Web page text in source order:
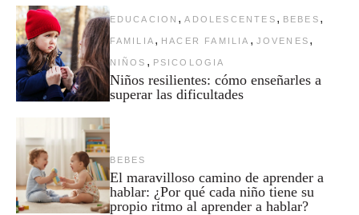
EDUCACION , ADOLESCENTES , BEBES ,
FAMILIA , HACER FAMILIA , JOVENES ,
NIÑOS , PSICOLOGIA
Niños resilientes: cómo enseñarles a
superar las dificultades
BEBES
El maravilloso camino de aprender a
hablar: ¿Por qué cada niño tiene su
propio ritmo al aprender a hablar?